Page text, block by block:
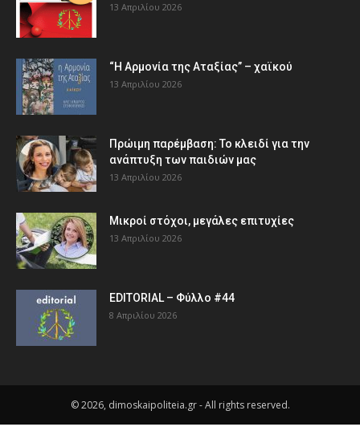
13 Απριλίου 2026
“Η Αρμονία της Αταξίας” – χαϊκού
13 Απριλίου 2026
Πρώιμη παρέμβαση: Το κλειδί για την
ανάπτυξη των παιδιών µας
13 Απριλίου 2026
Μικροί στόχοι, μεγάλες επιτυχίες
13 Απριλίου 2026
EDITORIAL – Φύλλο #44
8 Απριλίου 2026
© 2026, dimoskaipoliteia.gr - All rights reserved.